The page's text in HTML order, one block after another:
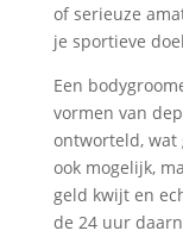
of serieuze
je sportieve
Een
vormen van
ontworteld, wat
ook mogelijk,
geld kwijt en
de 24 uur